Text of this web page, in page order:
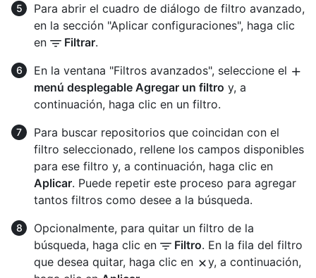
Para abrir el cuadro de diálogo de filtro avanzado,
en la sección "Aplicar configuraciones", haga clic
en
Filtrar.
En la ventana "Filtros avanzados", seleccione el
menú desplegable Agregar un filtro y, a
continuación, haga clic en un filtro.
Para buscar repositorios que coincidan con el
filtro seleccionado, rellene los campos disponibles
para ese filtro y, a continuación, haga clic en
Aplicar. Puede repetir este proceso para agregar
tantos filtros como desee a la búsqueda.
Opcionalmente, para quitar un filtro de la
búsqueda, haga clic en
Filtro. En la fila del filtro
que desea quitar, haga clic en
y, a continuación,